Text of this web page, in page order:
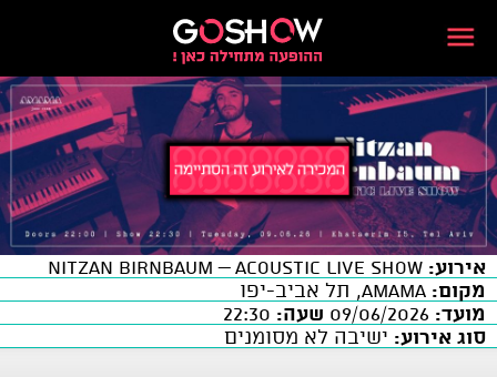
אירוע:
מקום:
מועד:
שעה:
סוג אירוע: ישיבה לא מסומנים